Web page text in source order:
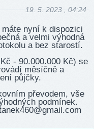
19. 5. 2023 , 04:24
nyní k dispozici
a velmi výhodná
a bez starostí.
- 90.000.000 Kč) se
měsíčně a
půjčky.
převodem, vše
podmínek.